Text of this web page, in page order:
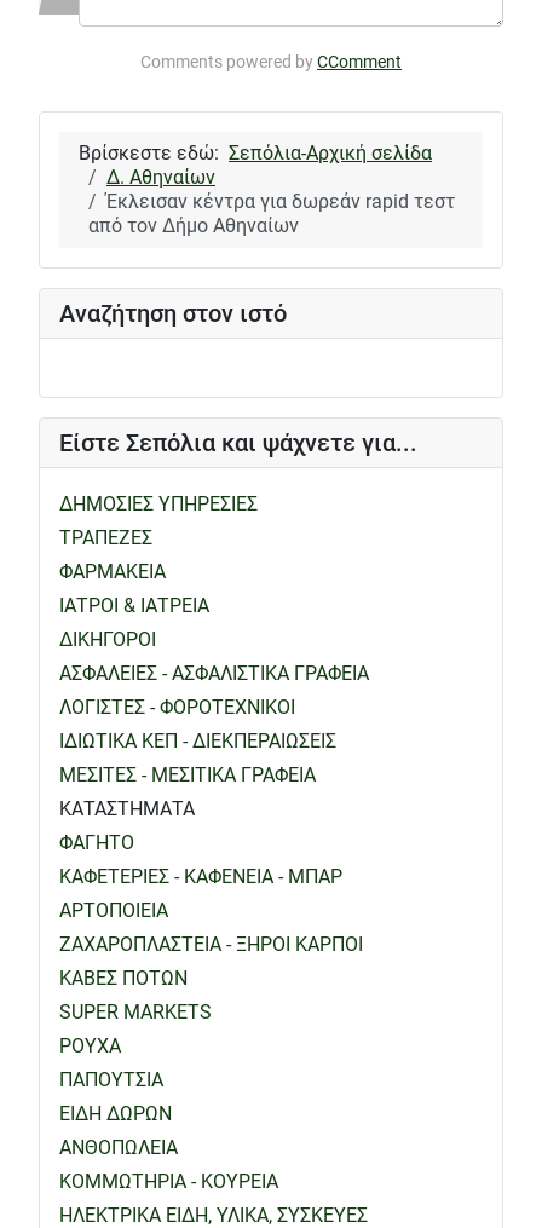
Αναζήτηση στον ιστό
Είστε Σεπόλια και ψάχνετε για...
ΔΗΜΟΣΙΕΣ ΥΠΗΡΕΣΙΕΣ
ΤΡΑΠΕΖΕΣ
ΦΑΡΜΑΚΕΙΑ
ΙΑΤΡΟΙ & ΙΑΤΡΕΙΑ
ΔΙΚΗΓΟΡΟΙ
ΑΣΦΑΛΕΙΕΣ - ΑΣΦΑΛΙΣΤΙΚΑ ΓΡΑΦΕΙΑ
ΛΟΓΙΣΤΕΣ - ΦΟΡΟΤΕΧΝΙΚΟΙ
ΙΔΙΩΤΙΚΑ ΚΕΠ - ΔΙΕΚΠΕΡΑΙΩΣΕΙΣ
ΜΕΣΙΤΕΣ - ΜΕΣΙΤΙΚΑ ΓΡΑΦΕΙΑ
ΚΑΤΑΣΤΗΜΑΤΑ
ΦΑΓΗΤΟ
ΚΑΦΕΤΕΡΙΕΣ - ΚΑΦΕΝΕΙΑ - ΜΠΑΡ
ΑΡΤΟΠΟΙΕΙΑ
ΖΑΧΑΡΟΠΛΑΣΤΕΙΑ - ΞΗΡΟΙ ΚΑΡΠΟΙ
ΚΑΒΕΣ ΠΟΤΩΝ
SUPER MARKETS
ΡΟΥΧΑ
ΠΑΠΟΥΤΣΙΑ
ΕΙΔΗ ΔΩΡΩΝ
ΑΝΘΟΠΩΛΕΙΑ
ΚΟΜΜΩΤΗΡΙΑ - ΚΟΥΡΕΙΑ
ΗΛΕΚΤΡΙΚΑ ΕΙΔΗ, ΥΛΙΚΑ, ΣΥΣΚΕΥΕΣ
Comments powered byCComment
Βρίσκεστε εδώ: Σεπόλια-Αρχική σελίδα
Δ. Αθηναίων
Έκλεισαν κέντρα για δωρεάν rapid τεστ
από τον Δήμο Αθηναίων